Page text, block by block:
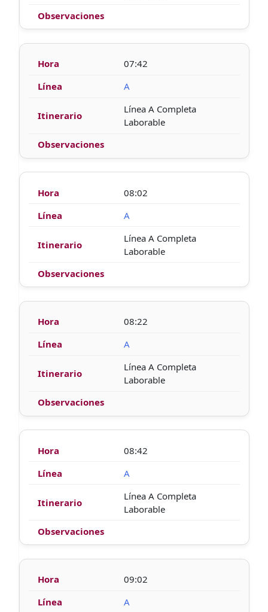
07:42
A
Línea A Completa
Laborable
08:02
A
Línea A Completa
Laborable
08:22
A
Línea A Completa
Laborable
08:42
A
Línea A Completa
Laborable
09:02
A